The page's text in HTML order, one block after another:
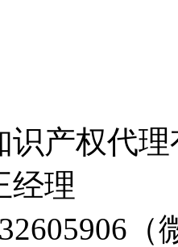
识产权代
经理
（